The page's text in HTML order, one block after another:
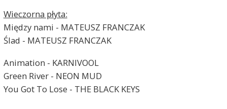
Wieczorna płyta:
Między nami - MATEUSZ FRANCZAK
Ślad - MATEUSZ FRANCZAK
Animation - KARNIVOOL
Green River - NEON MUD
You Got To Lose - THE BLACK KEYS